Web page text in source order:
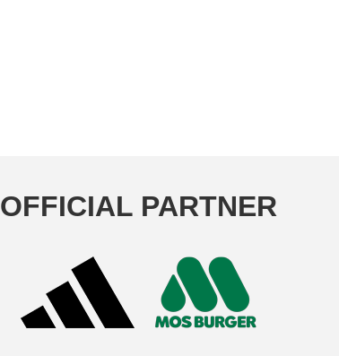
OFFICIAL PARTNER